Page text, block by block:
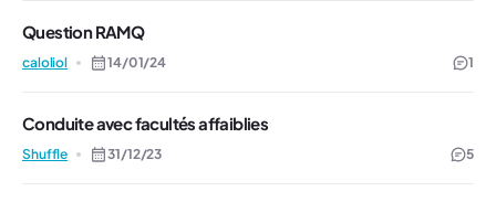
Question RAMQ
caloliol 14/01/24 1
Conduite avec facultés affaiblies
Shuffle 31/12/23 5